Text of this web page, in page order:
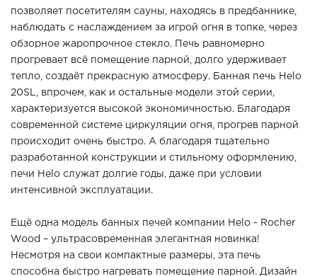
позволяет посетителям сауны, находясь в предбаннике,
наблюдать с наслаждением за игрой огня в топке, через
обзорное жаропрочное стекло. Печь равномерно
прогревает всё помещение парной, долго удерживает
тепло, создаёт прекрасную атмосферу. Банная печь Helo
20SL, впрочем, как и остальные модели этой серии,
характеризуется высокой экономичностью. Благодаря
современной системе циркуляции огня, прогрев парной
происходит очень быстро. А благодаря тщательно
разработанной конструкции и стильному оформлению,
печи Helo служат долгие годы, даже при условии
интенсивной эксплуатации.
Ещё одна модель банных печей компании Helo - Rocher
Wood – ультрасовременная элегантная новинка!
Несмотря на свои компактные размеры, эта печь
способна быстро нагревать помещение парной. Дизайн